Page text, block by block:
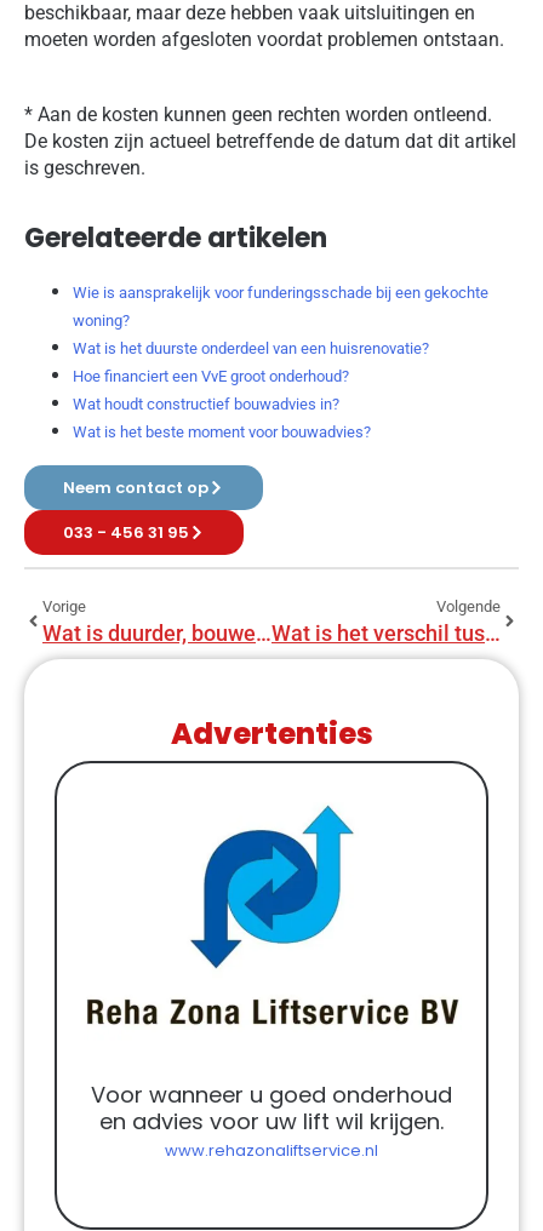
beschikbaar, maar deze hebben vaak uitsluitingen en
moeten worden afgesloten voordat problemen ontstaan.
* Aan de kosten kunnen geen rechten worden ontleend.
De kosten zijn actueel betreffende de datum dat dit artikel
is geschreven.
Gerelateerde artikelen
Wie is aansprakelijk voor funderingsschade bij een gekochte
woning?
Wat is het duurste onderdeel van een huisrenovatie?
Hoe financiert een VvE groot onderhoud?
Wat houdt constructief bouwadvies in?
Wat is het beste moment voor bouwadvies?
Neem contact op
033 - 456 31 95
Vorige
Wat is duurder, bouwen of verbouwen?
Volgende
Wat is het verschil tussen koop- en aanneemsom bij nieuwbouw?
Advertenties
Voor wanneer u goed onderhoud
en advies voor uw lift wil krijgen.
www.rehazonaliftservice.nl